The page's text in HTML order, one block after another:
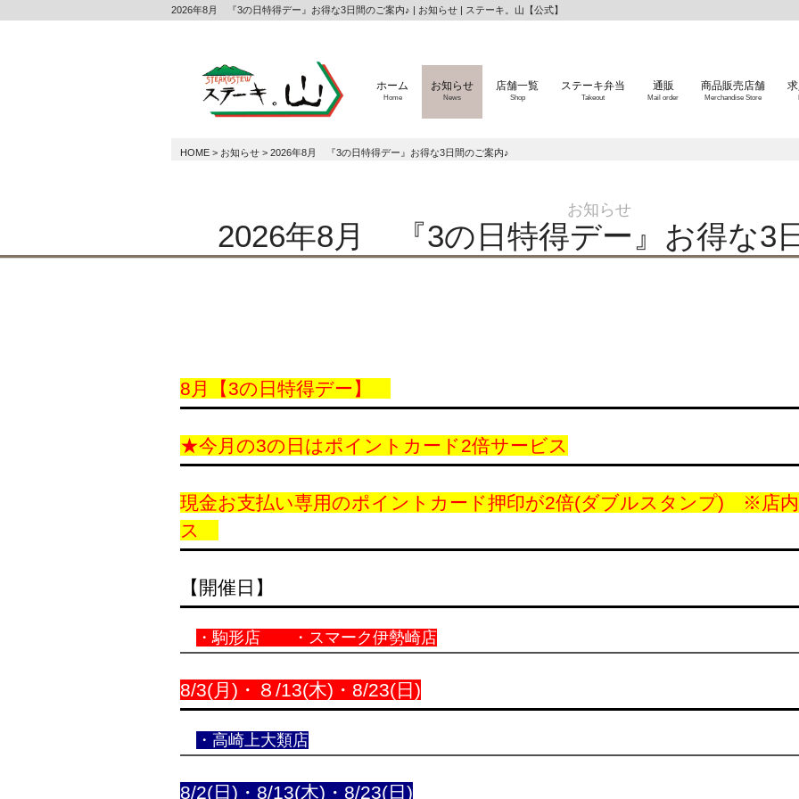
2026年8月 『3の日特得デー』お得な3日間のご案内♪ | お知らせ | ステーキ。山【公式】
ホーム
Home
お知らせ
News
店舗一覧
Shop
ステーキ弁当
Takeout
通販
Mail order
商品販売店舗
Merchandise Store
HOME > お知らせ > 2026年8月 『3の日特得デー』お得な3日間のご案内♪
お知らせ
2026年8月 『3の日特得デー』お得な3
8月【3の日特得デー】
★今月の3の日はポイントカード2倍サービス
現金お支払い専用のポイントカード押印が2倍(ダブルスタンプ) ※店
ス
【開催日】
・駒形店 ・スマーク伊勢崎店
8/3(月)・８/13(木)・8/23(日)
・高崎上大類店
8/2(日)・8/13(木)・8/23(日)